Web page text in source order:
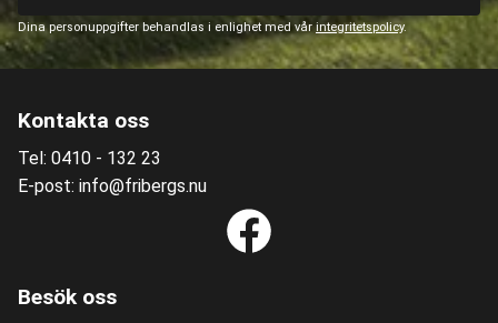
Dina personuppgifter behandlas i enlighet med vårintegritetspolicy.
Kontakta oss
Tel: 0410 - 132 23
E-post: info@fribergs.nu
Besök oss